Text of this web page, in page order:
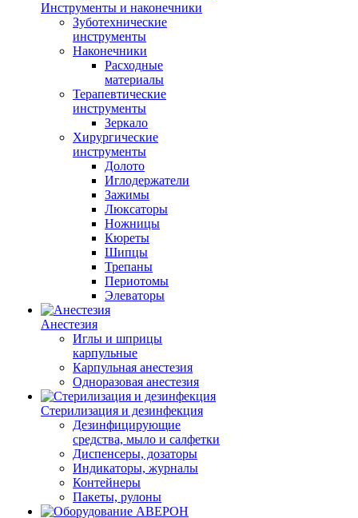
Инструменты и наконечники
Зуботехнические
инструменты
Наконечники
Расходные
материалы
Терапевтические
инструменты
Зеркало
Хирургические
инструменты
Долото
Иглодержатели
Зажимы
Люксаторы
Ножницы
Кюреты
Шипцы
Трепаны
Периотомы
Элеваторы
Анестезия
Иглы и шприцы
карпульные
Карпульная анестезия
Одноразовая анестезия
Стерилизация и дезинфекция
Дезинфицирующие
средства, мыло и салфетки
Диспенсеры, дозаторы
Индикаторы, журналы
Контейнеры
Пакеты, рулоны